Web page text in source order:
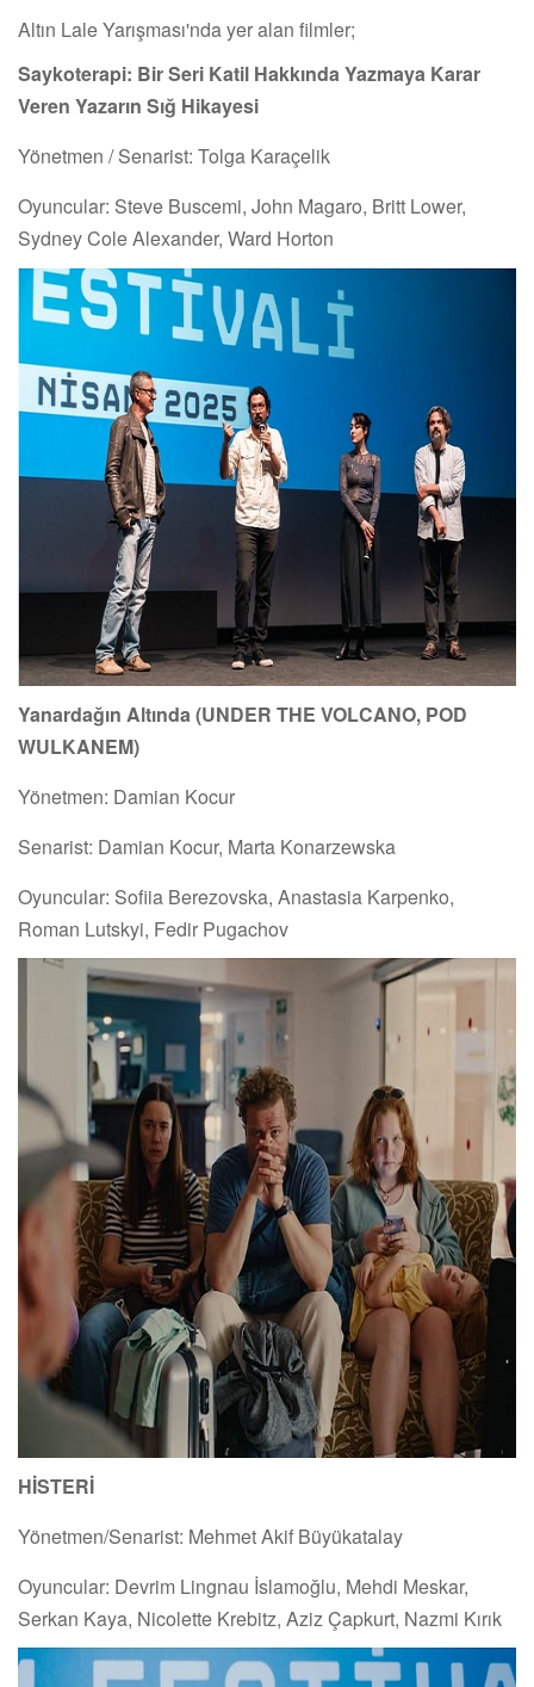
Altın Lale Yarışması'nda yer alan filmler;
Saykoterapi: Bir Seri Katil Hakkında Yazmaya Karar
Veren Yazarın Sığ Hikayesi
Yönetmen / Senarist: Tolga Karaçelik
Oyuncular: Steve Buscemi, John Magaro, Britt Lower,
Sydney Cole Alexander, Ward Horton
Yanardağın Altında (UNDER THE VOLCANO, POD
WULKANEM)
Yönetmen: Damian Kocur
Senarist: Damian Kocur, Marta Konarzewska
Oyuncular: Sofiia Berezovska, Anastasia Karpenko,
Roman Lutskyi, Fedir Pugachov
HİSTERİ
Yönetmen/Senarist: Mehmet Akif Büyükatalay
Oyuncular: Devrim Lingnau İslamoğlu, Mehdi Meskar,
Serkan Kaya, Nicolette Krebitz, Aziz Çapkurt, Nazmi Kırık